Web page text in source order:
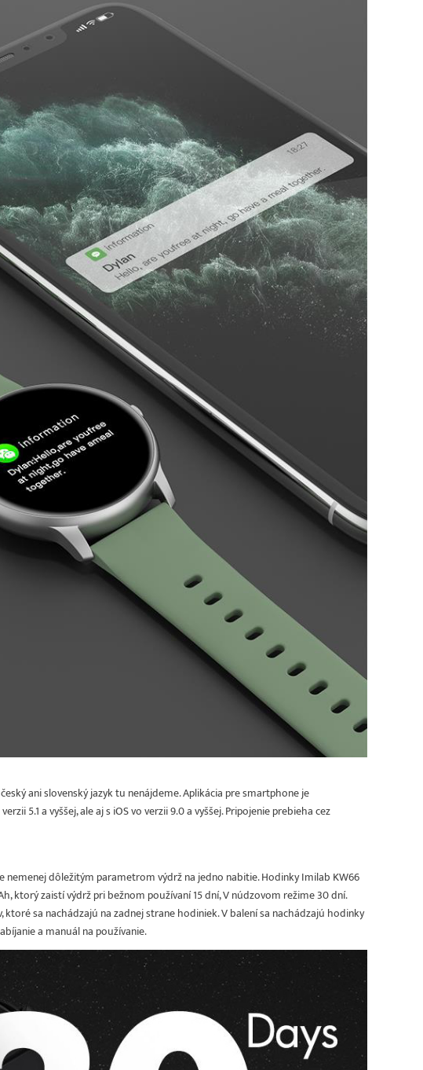
ani slovenský jazyk tu nenájdeme. Aplikácia pre smartphone je
5.1 a vyššej, ale aj s iOS vo verzii 9.0 a vyššej. Pripojenie prebieha cez
nemenej dôležitým parametrom výdrž na jedno nabitie. Hodinky Imilab KW66
zaistí výdrž pri bežnom používaní 15 dní, V núdzovom režime 30 dní.
sa nachádzajú na zadnej strane hodiniek. V balení sa nachádzajú hodinky
a manuál na používanie.